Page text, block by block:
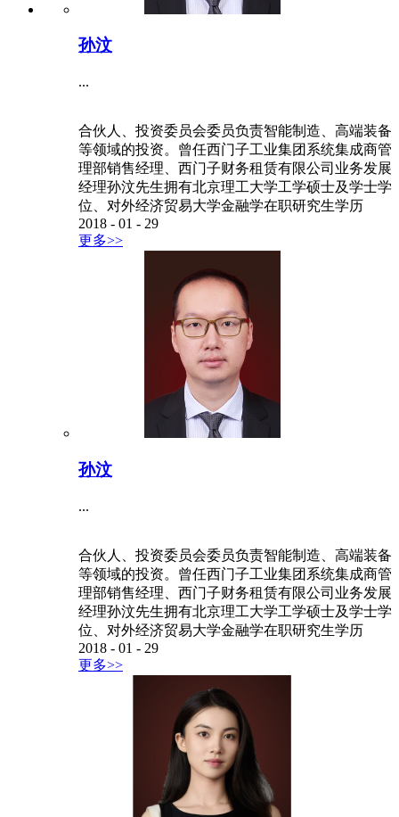
孙汶
...
合伙人、投资委员会委员负责智能制造、高端装备
等领域的投资。曾任西门子工业集团系统集成商管
理部销售经理、西门子财务租赁有限公司业务发展
经理孙汶先生拥有北京理工大学工学硕士及学士学
位、对外经济贸易大学金融学在职研究生学历
2018 - 01 - 29
更多>>
孙汶
...
合伙人、投资委员会委员负责智能制造、高端装备
等领域的投资。曾任西门子工业集团系统集成商管
理部销售经理、西门子财务租赁有限公司业务发展
经理孙汶先生拥有北京理工大学工学硕士及学士学
位、对外经济贸易大学金融学在职研究生学历
2018 - 01 - 29
更多>>